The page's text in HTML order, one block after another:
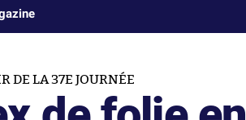
DE LA 37E JOURNÉE